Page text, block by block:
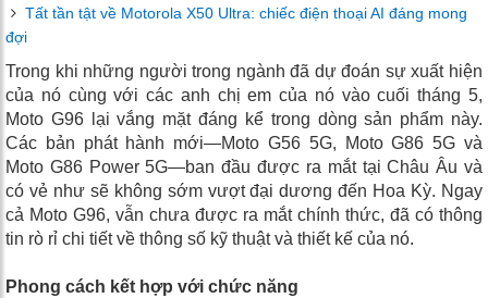
Tất tần tật về Motorola X50 Ultra: chiếc điện thoại AI đáng mong
đợi
Trong khi những người trong ngành đã dự đoán sự xuất hiện
của nó cùng với các anh chị em của nó vào cuối tháng 5,
Moto G96 lại vắng mặt đáng kể trong dòng sản phẩm này.
Các bản phát hành mới—Moto G56 5G, Moto G86 5G và
Moto G86 Power 5G—ban đầu được ra mắt tại Châu Âu và
có vẻ như sẽ không sớm vượt đại dương đến Hoa Kỳ. Ngay
cả Moto G96, vẫn chưa được ra mắt chính thức, đã có thông
tin rò rỉ chi tiết về thông số kỹ thuật và thiết kế của nó.
Phong cách kết hợp với chức năng